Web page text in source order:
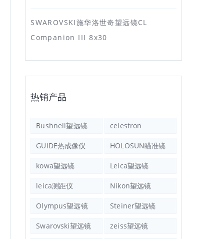
SWAROVSKI施华洛世奇望远镜CL
Companion III 8x30
热销产品
Bushnell望远镜 celestron
GUIDE热成像仪 HOLOSUN瞄准镜
kowa望远镜 Leica望远镜
leica测距仪 Nikon望远镜
Olympus望远镜 Steiner望远镜
Swarovski望远镜 zeiss望远镜